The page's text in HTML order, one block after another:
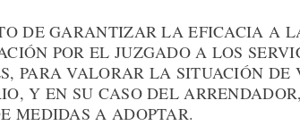
DE GARANTIZAR LA EFICACIA A
POR EL JUZGADO A LOS
PARA VALORAR LA SITUACIÓN
Y EN SU CASO DEL
MEDIDAS A ADOPTAR.